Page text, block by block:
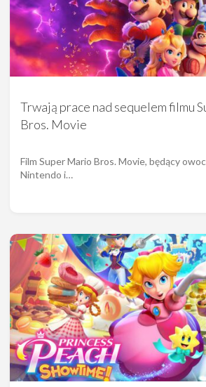
Trwają prace nad sequelem filmu
Bros. Movie
Film Super Mario Bros. Movie, będący
Nintendo i…